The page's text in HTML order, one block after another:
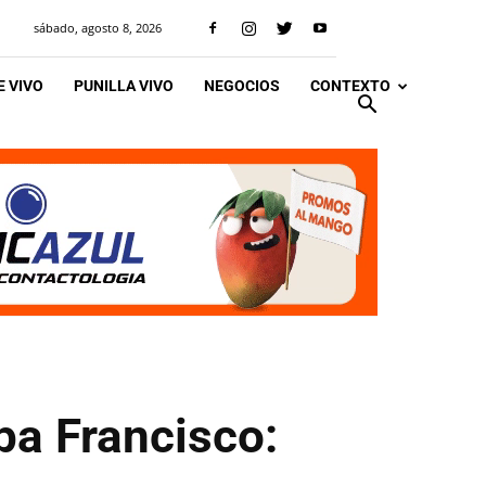
sábado, agosto 8, 2026
VIVO PUNILLA VIVO NEGOCIOS CONTEXTO
Francisco: